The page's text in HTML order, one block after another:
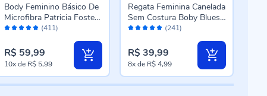
Avaliação: (411)
Body Feminino Básico De
Microfibra Patricia Foster
Marrom
R$ 59,99
10xde R$ 5,99
Avaliação: (241)
Regata Feminina Canelada
Sem Costura Boby Blues
Preto
R$ 39,99
8xde R$ 4,99